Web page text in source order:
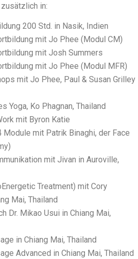
in:
200 Std. in Nasik, Indien
mit Jo Phee (Modul CM)
mit Josh Summers
mit Jo Phee (Modul MFR)
mit Jo Phee, Paul & Susan Grilley
Yoga, Ko Phagnan, Thailand
mit Byron Katie
Module mit Patrik Binaghi, der Face
mit Jivan in Auroville,
Treatment) mit Cory
Mai, Thailand
Dr. Mikao Usui in Chiang Mai,
in Chiang Mai, Thailand
Advanced in Chiang Mai, Thailand